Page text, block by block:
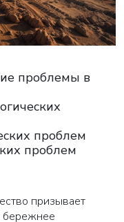
проблемы в
проблем
проблем
призывает
бережнее